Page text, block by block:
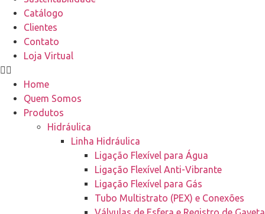
Catálogo
Clientes
Contato
Loja Virtual
Home
Quem Somos
Produtos
Hidráulica
Linha Hidráulica
Ligação Flexível para Água
Ligação Flexível Anti-Vibrante
Ligação Flexível para Gás
Tubo Multistrato (PEX) e Conexões